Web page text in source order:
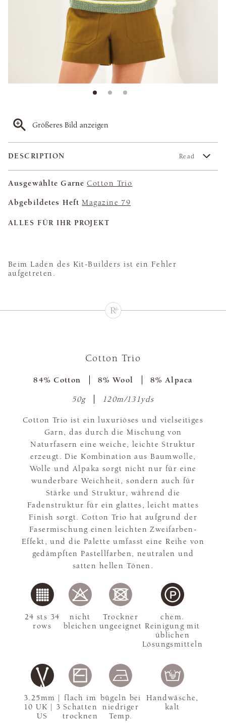
Größeres Bild anzeigen
DESCRIPTION Read
Ausgewählte Garne Cotton Trio
Abgebildetes Heft Magazine 79
ALLES FÜR IHR PROJEKT
Beim Laden des Kit-Builders ist ein Fehler
aufgetreten.
Cotton Trio
84% Cotton 8% Wool 8% Alpaca
50g 120m/131yds
Cotton Trio ist ein luxuriöses und vielseitiges
Garn, das durch die Mischung von
Naturfasern eine weiche, leichte Struktur
erzeugt. Die Kombination aus Baumwolle,
Wolle und Alpaka sorgt nicht nur für eine
wunderbare Weichheit, sondern auch für
Stärke und Struktur, während die
Fadenstruktur für ein glattes, leicht mattes
Finish sorgt. Cotton Trio hat aufgrund der
Fasermischung einen leichten Zweifarben-
Effekt, und die Palette umfasst eine Reihe von
gedämpften Pastellfarben, neutralen und
satten hellen Tönen.
3.25mm |
10 UK | 3
US
24 sts 34
rows
nicht
bleichen
Trockner
ungeeignet
chem.
Reinigung mit
üblichen
Lösungsmitteln
flach im
Schatten
trocknen
bügeln bei
niedriger
Temp.
Handwäsche,
kalt